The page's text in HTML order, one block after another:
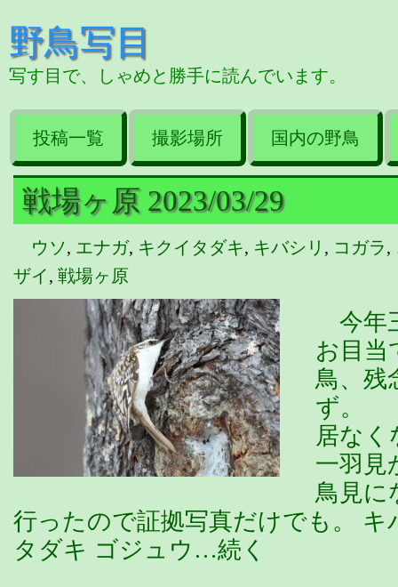
野鳥写目
写す目で、しゃめと勝手に読んでいます。
投稿一覧 撮影場所 国内の野鳥
戦場ヶ原 2023/03/29
ウソ, エナガ, キクイタダキ, キバシリ , コガラ,
ザイ, 戦場ヶ原
今年
お目当
鳥、残
ず。
居な
一羽見
鳥見
行ったので証拠写真だけでも。
タダキ ゴジュウ…続く